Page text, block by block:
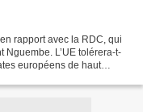
rapport avec la RDC, qui
Nguembe. L’UE tolérera-t-
européens de haut